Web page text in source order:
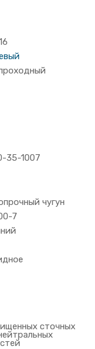
35-1007
чугун
7
сточных